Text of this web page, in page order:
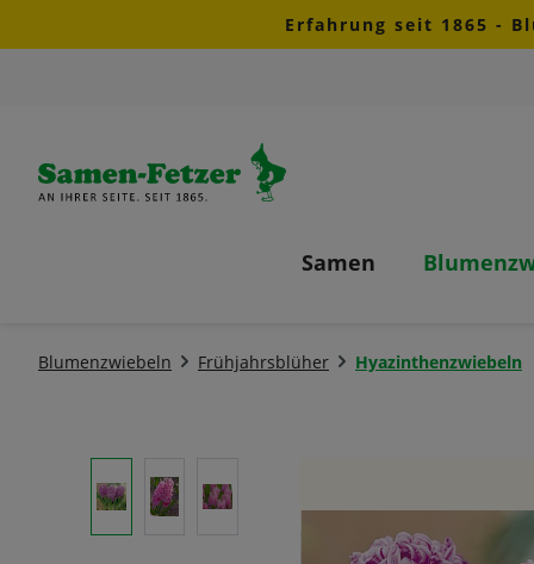
Zur Hauptnavigation springenErfahrung seit 1865 -
Samen
Blumenzwiebeln Frühjahrsblüher Hyazinthenzwiebeln
Bildergalerie überspringen